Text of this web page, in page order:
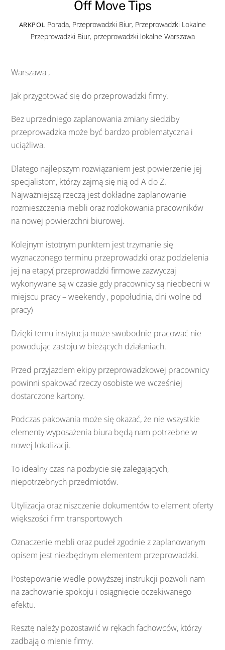
Off Move Tips
ARKPOL Porada, Przeprowadzki Biur, Przeprowadzki Lokalne
Przeprowadzki Biur, przeprowadzki lokalne Warszawa
Warszawa ,
Jak przygotować się do przeprowadzki firmy.
Bez uprzedniego zaplanowania zmiany siedziby
przeprowadzka może być bardzo problematyczna i
uciążliwa.
Dlatego najlepszym rozwiązaniem jest powierzenie jej
specjalistom, którzy zajmą się nią od A do Z.
Najważniejszą rzeczą jest dokładne zaplanowanie
rozmieszczenia mebli oraz rozlokowania pracowników
na nowej powierzchni biurowej.
Kolejnym istotnym punktem jest trzymanie się
wyznaczonego terminu przeprowadzki oraz podzielenia
jej na etapy( przeprowadzki firmowe zazwyczaj
wykonywane są w czasie gdy pracownicy są nieobecni w
miejscu pracy – weekendy , popołudnia, dni wolne od
pracy)
Dzięki temu instytucja może swobodnie pracować nie
powodując zastoju w bieżących działaniach.
Przed przyjazdem ekipy przeprowadzkowej pracownicy
powinni spakować rzeczy osobiste we wcześniej
dostarczone kartony.
Podczas pakowania może się okazać, że nie wszystkie
elementy wyposażenia biura będą nam potrzebne w
nowej lokalizacji.
To idealny czas na pozbycie się zalegających,
niepotrzebnych przedmiotów.
Utylizacja oraz niszczenie dokumentów to element oferty
większości firm transportowych
Oznaczenie mebli oraz pudeł zgodnie z zaplanowanym
opisem jest niezbędnym elementem przeprowadzki.
Postępowanie wedle powyższej instrukcji pozwoli nam
na zachowanie spokoju i osiągnięcie oczekiwanego
efektu.
Resztę należy pozostawić w rękach fachowców, którzy
zadbają o mienie firmy.